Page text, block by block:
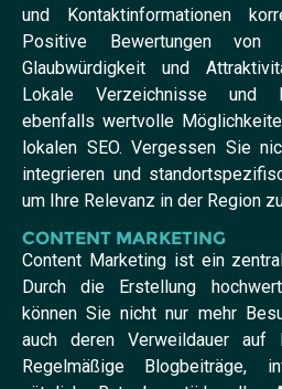
und Kontaktinformationen
Positive Bewertungen von
Glaubwürdigkeit und
Lokale Verzeichnisse und
ebenfalls wertvolle
lokalen SEO. Vergessen Sie
integrieren und
um Ihre Relevanz in der Region
CONTENT MARKETING
Content Marketing ist ein
Durch die Erstellung
können Sie nicht nur mehr
auch deren Verweildauer auf
Regelmäßige Blogbeiträge,